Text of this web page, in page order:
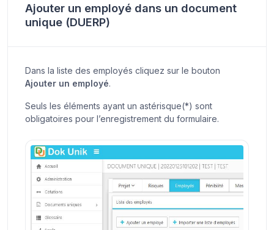
Ajouter un employé dans un document
unique (DUERP)
Dans la liste des employés cliquez sur le bouton
Ajouter un employé.
Seuls les éléments ayant un astérisque(*) sont
obligatoires pour l’enregistrement du formulaire.